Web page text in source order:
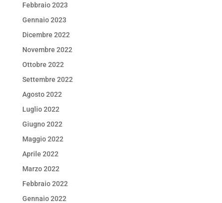
Febbraio 2023
Gennaio 2023
Dicembre 2022
Novembre 2022
Ottobre 2022
Settembre 2022
Agosto 2022
Luglio 2022
Giugno 2022
Maggio 2022
Aprile 2022
Marzo 2022
Febbraio 2022
Gennaio 2022